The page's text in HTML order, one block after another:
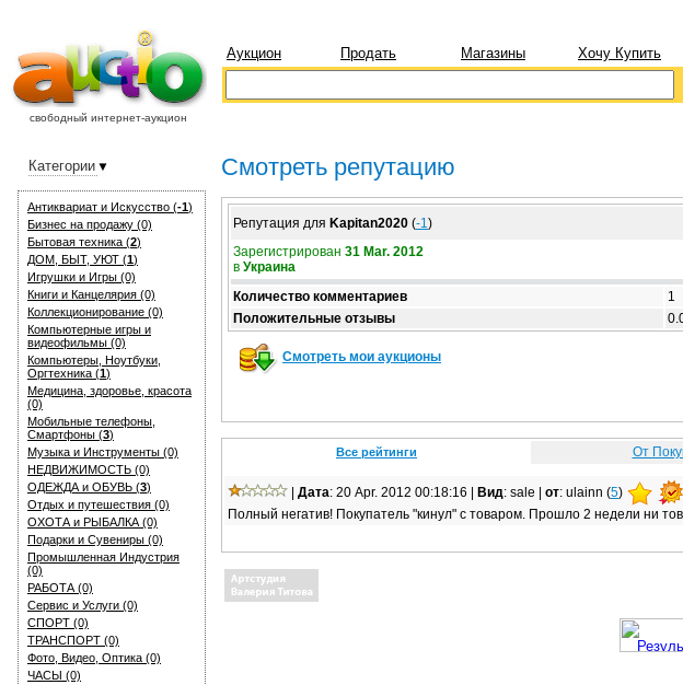
свободный интернет-аукцион
Аукцион Продать Магазины Хочу Купить
Антиквариат и Искуcство (-1)
Бизнес на продажу (0)
Бытовая техника (2)
ДОМ, БЫТ, УЮТ (1)
Игрушки и Игры (0)
Книги и Канцелярия (0)
Коллекционирование (0)
Компьютерные игры и
видеофильмы (0)
Компьютеры, Ноутбуки,
Оргтехника (1)
Медицина, здоровье, красота
(0)
Мобильные телефоны,
Смартфоны (3)
Музыка и Инструменты (0)
НЕДВИЖИМОСТЬ (0)
ОДЕЖДА и ОБУВЬ (3)
Отдых и путешествия (0)
ОХОТА и РЫБАЛКА (0)
Подарки и Сувениры (0)
Промышленная Индустрия
(0)
РАБОТА (0)
Сервис и Услуги (0)
СПОРТ (0)
ТРАНСПОРТ (0)
Фото, Видео, Оптика (0)
ЧАСЫ (0)
Категории Смотреть репутацию
Репутация для Kapitan2020 (-1)
Зарегистрирован 31 Mar. 2012
в Украина
Количество комментариев
1
Положительные отзывы
Смотреть мои аукционы
Все рейтинги От
| Дата: 20 Apr. 2012 00:18:16 | Вид: sale | от: ulainn (5)
Полный негатив! Покупатель "кинул" с товаром. Прошло 2 недели ни